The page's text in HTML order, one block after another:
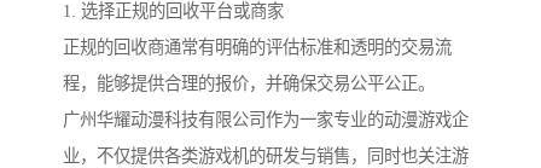
1. 选择正规的回收平台或商家
正规的回收商通常有明确的评估标准和透明的交易流
程，能够提供合理的报价，并确保交易公平公正。
广州华耀动漫科技有限公司作为一家专业的动漫游戏企
业，不仅提供各类游戏机的研发与销售，同时也关注游